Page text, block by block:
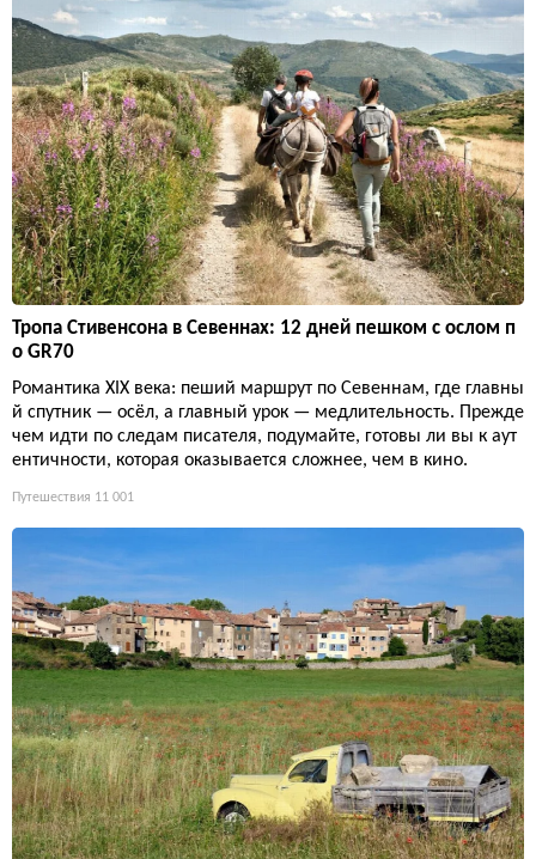
Тропа Стивенсона в Севеннах: 12 дней пешком с ослом п
о GR70
Романтика XIX века: пеший маршрут по Севеннам, где главны
й спутник — осёл, а главный урок — медлительность. Прежде
чем идти по следам писателя, подумайте, готовы ли вы к аут
ентичности, которая оказывается сложнее, чем в кино.
Путешествия 11 001